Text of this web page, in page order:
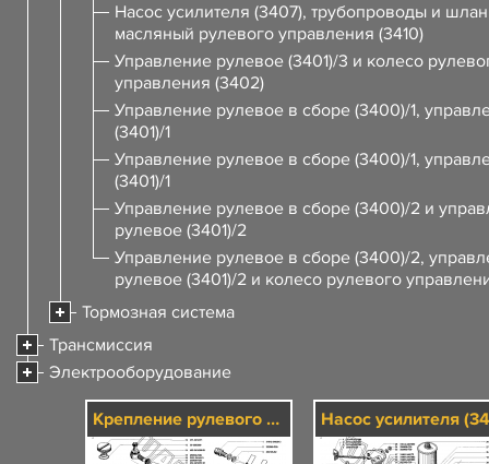
Насос усилителя (3407), трубопроводы и
масляный рулевого управления (3410)
Управление рулевое (3401)/3 и колесо
управления (3402)
Управление рулевое в сборе (3400)/1,
(3401)/1
Управление рулевое в сборе (3400)/1,
(3401)/1
Управление рулевое в сборе (3400)/2 и
рулевое (3401)/2
Управление рулевое в сборе (3400)/2,
рулевое (3401)/2 и колесо рулевого
Тормозная система
Трансмиссия
Электрооборудование
Крепление рулевого управления (3403) и тяги рулевые (3414)